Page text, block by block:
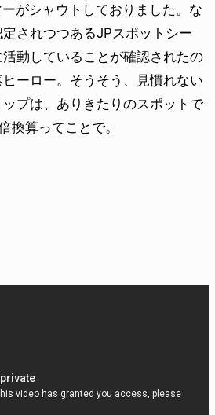
がシャウトしておりました。な
されつつあるJPスポットシー
動していることが確認されたの
ーロー。そうそう、見慣れない
プは、ありきたりのスポットで
換算ってことで。